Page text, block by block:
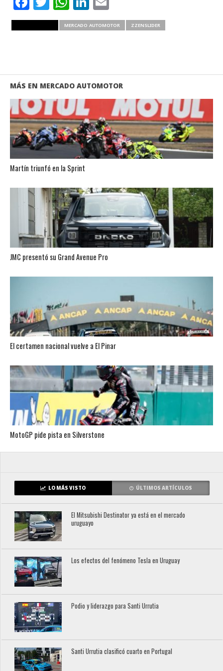
MERCADO AUTOMOTOR ZZENSLIDER
MÁS EN MERCADO AUTOMOTOR
Martín triunfó en la Sprint
JMC presentó su Grand Avenue Pro
El certamen nacional vuelve a El Pinar
MotoGP pide pista en Silverstone
LO MÁS VISTO ÚLTIMOS ARTÍCULOS
El Mitsubishi Destinator ya está en el mercado
uruguayo
Los efectos del fenómeno Tesla en Uruguay
Podio y liderazgo para Santi Urrutia
Santi Urrutia clasificó cuarto en Portugal